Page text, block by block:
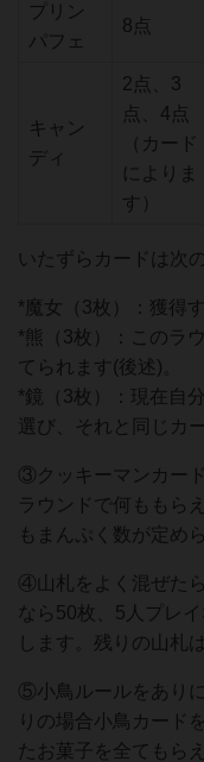
プリン
パフェ
8点
キャン
ディ
2点、3
点、4点
（カード
によりま
す）
いたずらカードは次
*魔女（3枚）：獲得
*熊（3枚）：このラ
てられます(後述)。
*鏡（3枚）：現在自
選び、それと同じカ
③クッキーマンカー
ラウンドで何ももら
もまんぷく数が定め
④山札をよく混ぜた
なら50枚、5人プレ
します。残りの山札
⑤小鳥ルールをあり
りの場合小鳥カード
たお菓子を全てもら